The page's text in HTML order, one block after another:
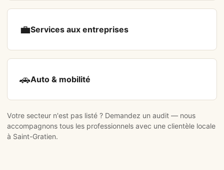
💼Services aux entreprises
🚗Auto & mobilité
Votre secteur n'est pas listé ? Demandez un audit — nous
accompagnons tous les professionnels avec une clientèle locale
à Saint-Gratien.